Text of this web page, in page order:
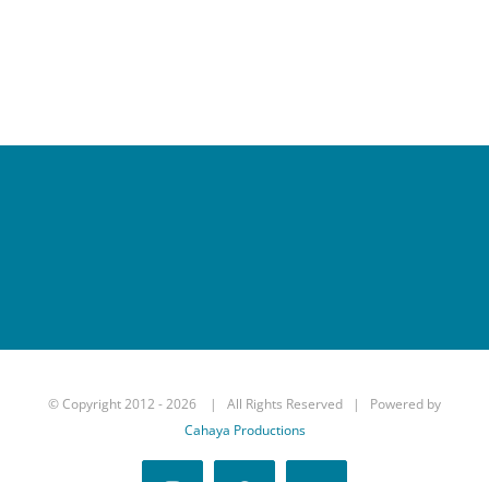
© Copyright 2012 -2026 | All Rights Reserved | Powered by
Cahaya Productions